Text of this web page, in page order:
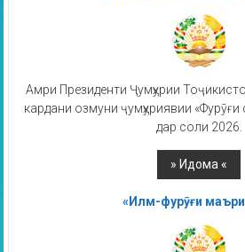
Амри Президенти Ҷумҳурии
кардани озмуни ҷумҳуриявии «Фурӯғи
дар соли 2026.
«Илм-фурӯғи